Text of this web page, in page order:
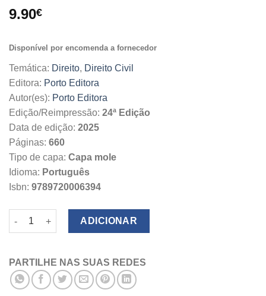
9.90€
Disponível por encomenda a fornecedor
Temática: Direito, Direito Civil
Editora: Porto Editora
Autor(es): Porto Editora
Edição/Reimpressão: 24ª Edição
Data de edição: 2025
Páginas: 660
Tipo de capa: Capa mole
Idioma: Português
Isbn: 9789720006394
Quantidade de Código Civil Coleção Legislação
ADICIONAR
PARTILHE NAS SUAS REDES